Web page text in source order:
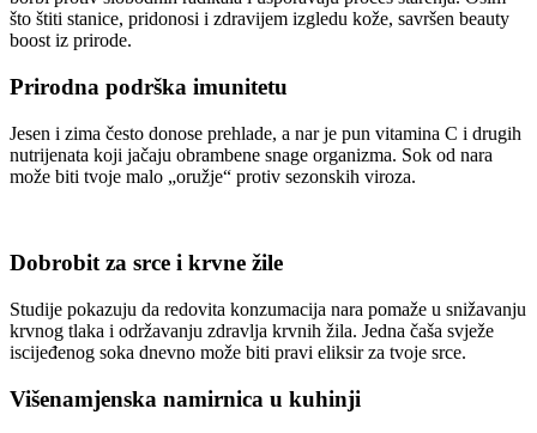
što štiti stanice, pridonosi i zdravijem izgledu kože, savršen beauty
boost iz prirode.
Prirodna podrška imunitetu
Jesen i zima često donose prehlade, a nar je pun vitamina C i drugih
nutrijenata koji jačaju obrambene snage organizma. Sok od nara
može biti tvoje malo „oružje“ protiv sezonskih viroza.
Dobrobit za srce i krvne žile
Studije pokazuju da redovita konzumacija nara pomaže u snižavanju
krvnog tlaka i održavanju zdravlja krvnih žila. Jedna čaša svježe
iscijeđenog soka dnevno može biti pravi eliksir za tvoje srce.
Višenamjenska namirnica u kuhinji